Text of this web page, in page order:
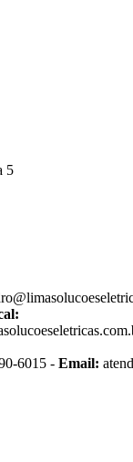
5
6015 - Email: